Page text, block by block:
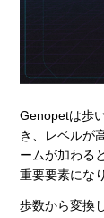
Genopetは歩
き、レベルが
ームが加わる
重要要素にな
歩数から変換